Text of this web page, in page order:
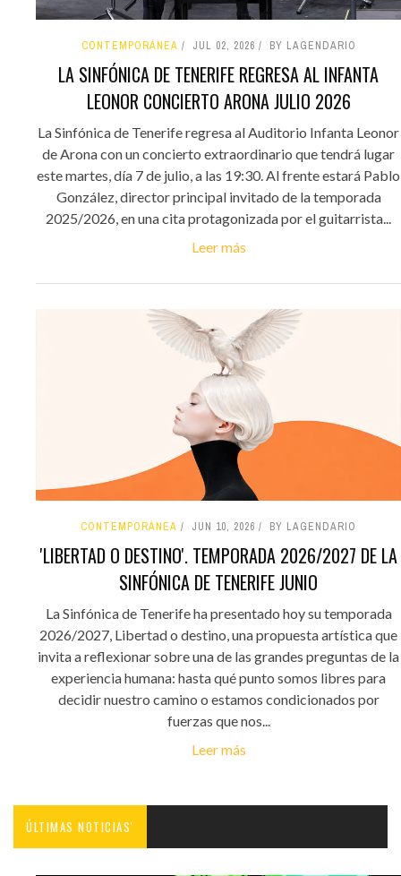
CONTEMPORÁNEA JUL 02, 2026 BY LAGENDARIO
LA SINFÓNICA DE TENERIFE REGRESA AL INFANTA
LEONOR CONCIERTO ARONA JULIO 2026
La Sinfónica de Tenerife regresa al Auditorio Infanta Leonor
de Arona con un concierto extraordinario que tendrá lugar
este martes, día 7 de julio, a las 19:30. Al frente estará Pablo
González, director principal invitado de la temporada
2025/2026, en una cita protagonizada por el guitarrista...
Leer más
CONTEMPORÁNEA JUN 10, 2026 BY LAGENDARIO
'LIBERTAD O DESTINO'. TEMPORADA 2026/2027 DE LA
SINFÓNICA DE TENERIFE JUNIO
La Sinfónica de Tenerife ha presentado hoy su temporada
2026/2027, Libertad o destino, una propuesta artística que
invita a reflexionar sobre una de las grandes preguntas de la
experiencia humana: hasta qué punto somos libres para
decidir nuestro camino o estamos condicionados por
fuerzas que nos...
Leer más
ÚLTIMAS NOTICIAS'